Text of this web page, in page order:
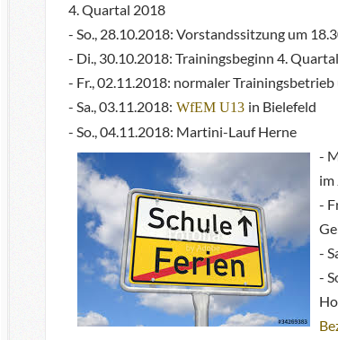
4. Quartal 2018
- So., 28.10.2018: Vorstandssitzung um
- Di., 30.10.2018: Trainingsbeginn 4.
- Fr., 02.11.2018: normaler
- Sa., 03.11.2018: WfEM U13 in Bielefeld
- So., 04.11.2018: Martini-Lauf Herne
-
im
-
-
-